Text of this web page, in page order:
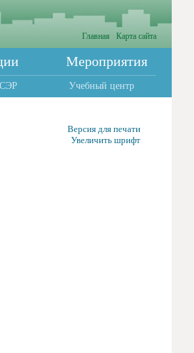
Главная Карта сайта
Мероприятия
Учебный центр
Версия для печати
Увеличить шрифт